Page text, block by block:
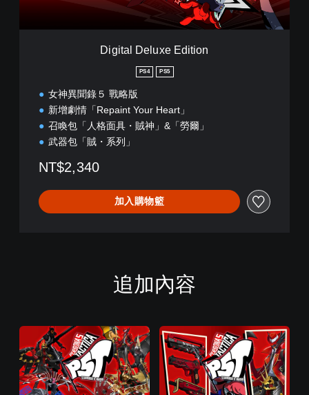
x
Digital Deluxe Edition
PS4 PS5
女神異聞錄５ 戰略版
新增劇情「Repaint Your Heart」
召喚包「人格面具・賊神」&「勞爾」
武器包「賊・系列」
NT$2,340
加入購物籃
追加內容